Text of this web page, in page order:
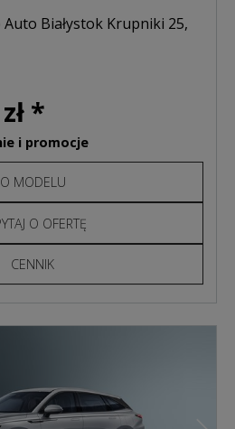
Białystok Krupniki 25,
*
i promocje
O MODELU
O OFERTĘ
CENNIK